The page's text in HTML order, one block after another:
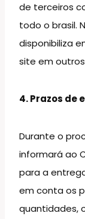
de terceiros
todo o brasil.
disponibiliza
site em
4. Prazos de
Durante o
informará ao
para a
em conta os
quantidades,